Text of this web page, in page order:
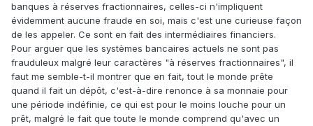
banques à réserves fractionnaires, celles-ci n'impliquent
évidemment aucune fraude en soi, mais c'est une curieuse façon
de les appeler. Ce sont en fait des intermédiaires financiers.
Pour arguer que les systèmes bancaires actuels ne sont pas
frauduleux malgré leur caractères "à réserves fractionnaires", il
faut me semble-t-il montrer que en fait, tout le monde prête
quand il fait un dépôt, c'est-à-dire renonce à sa monnaie pour
une période indéfinie, ce qui est pour le moins louche pour un
prêt, malgré le fait que toute le monde comprend qu'avec un